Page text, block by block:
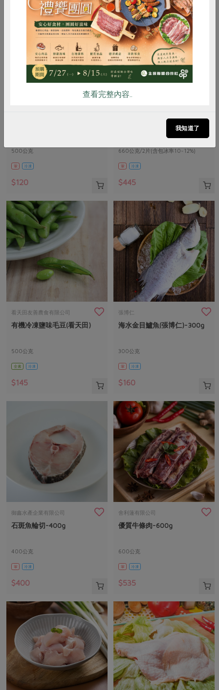
500公克
葷 冷凍
$120
馬舌鰈(扁鱈)-有肚洞-660g
660公克/2片(含包冰率10~12%)
葷 冷凍
$445
看天田友善農食有限公司
有機冷凍鹽味毛豆(看天田)
500公克
全素 冷凍
$145
張博仁
海水金目鱸魚(張博仁)-300g
300公克
葷 冷凍
$160
御鑫水產企業有限公司
石斑魚輪切-400g
400公克
葷 冷凍
$400
舍利蓮有限公司
優質牛條肉-600g
600公克
葷 冷凍
$535
惜食 RPET 食譜 減硝酸鹽
雞蛋 食安 共同購買
查看完整內容..
我知道了